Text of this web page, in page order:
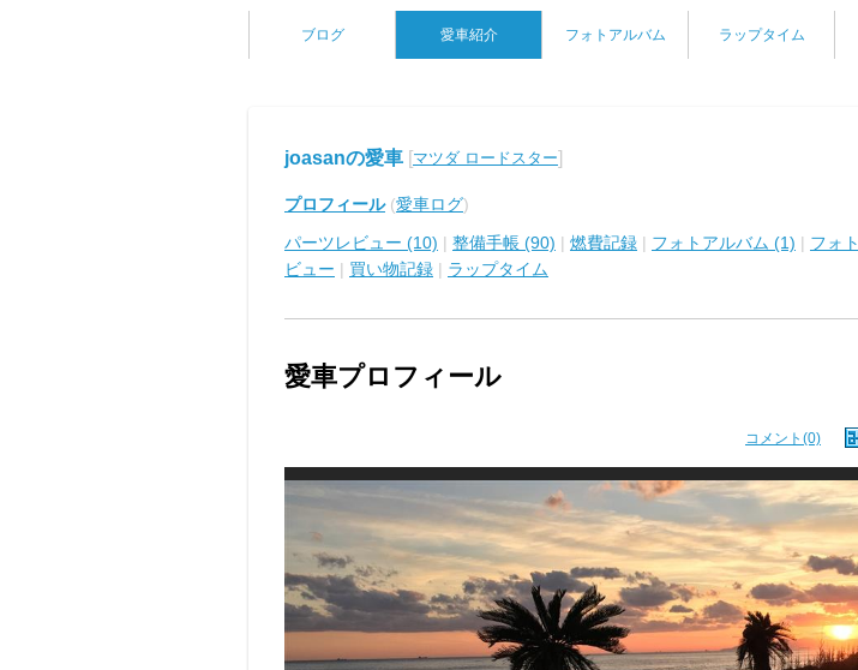
ブログ 愛車紹介 フォトアルバム ラップタイム
joasanの愛車 [マツダ ロードスター]
プロフィール(愛車ログ)
パーツレビュー (10) | 整備手帳 (90) | 燃費記録 | フォトアルバム (1) | フォト
ビュー | 買い物記録 | ラップタイム
愛車プロフィール
コメント(0)